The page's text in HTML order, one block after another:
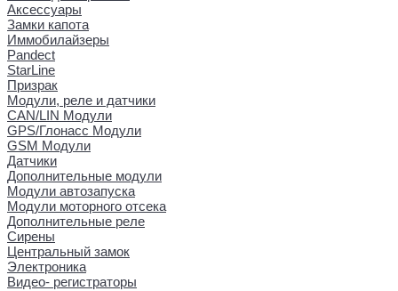
Аксессуары
Замки капота
Иммобилайзеры
Pandect
StarLine
Призрак
Модули, реле и датчики
CAN/LIN Модули
GPS/Глонасс Модули
GSM Модули
Датчики
Дополнительные модули
Модули автозапуска
Модули моторного отсека
Дополнительные реле
Сирены
Центральный замок
Электроника
Видео- регистраторы